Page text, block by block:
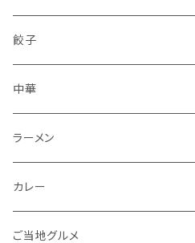
餃子
ダイエット
おつまみ
餃子
キーマカレー
中華
ラーメン
カレー
ご当地グルメ